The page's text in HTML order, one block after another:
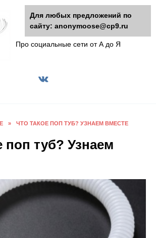
AnonyMoose
Про социальные сети от А до Я
» ЧТО ТАКОЕ ПОП ТУБ? УЗНАЕМ ВМЕСТЕ
поп туб? Узнаем
Для любых предложений по
сайту: anonymoose@cp9.ru